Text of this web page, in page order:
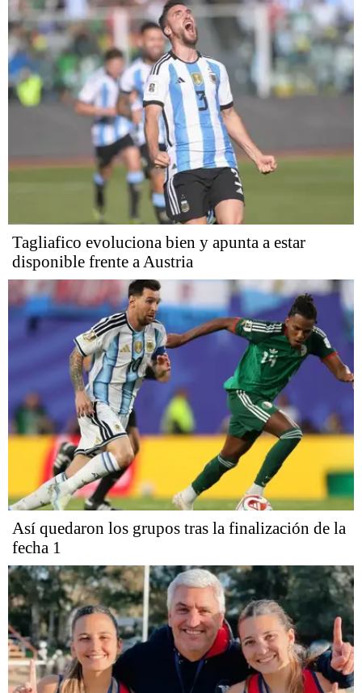
Tagliafico evoluciona bien y apunta a estar
disponible frente a Austria
Así quedaron los grupos tras la finalización de la
fecha 1